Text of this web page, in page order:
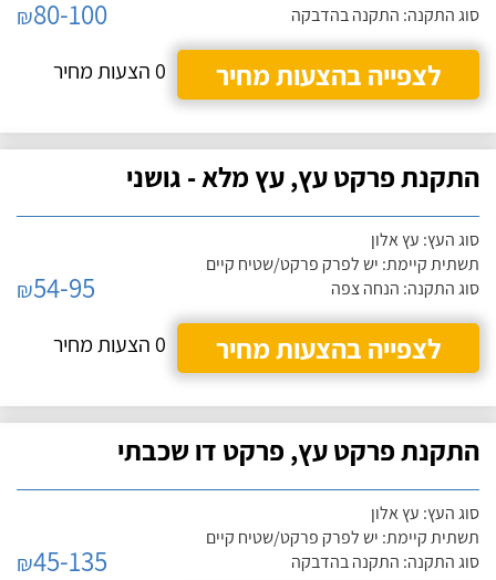
סוג התקנה: התקנה בהדבקה
₪80-100
לצפייה בהצעות מחיר
0 הצעות מחיר
התקנת פרקט עץ, עץ מלא - גושני
סוג העץ: עץ אלון
תשתית קיימת: יש לפרק פרקט/שטיח קיים
סוג התקנה: הנחה צפה
₪54-95
לצפייה בהצעות מחיר
0 הצעות מחיר
התקנת פרקט עץ, פרקט דו שכבתי
סוג העץ: עץ אלון
תשתית קיימת: יש לפרק פרקט/שטיח קיים
סוג התקנה: התקנה בהדבקה
₪45-135